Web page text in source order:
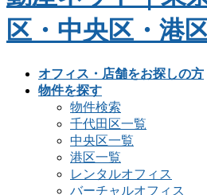
オフィス・店舗をお探しの方
物件を探す
物件検索
千代田区一覧
中央区一覧
港区一覧
レンタルオフィス
バーチャルオフィス